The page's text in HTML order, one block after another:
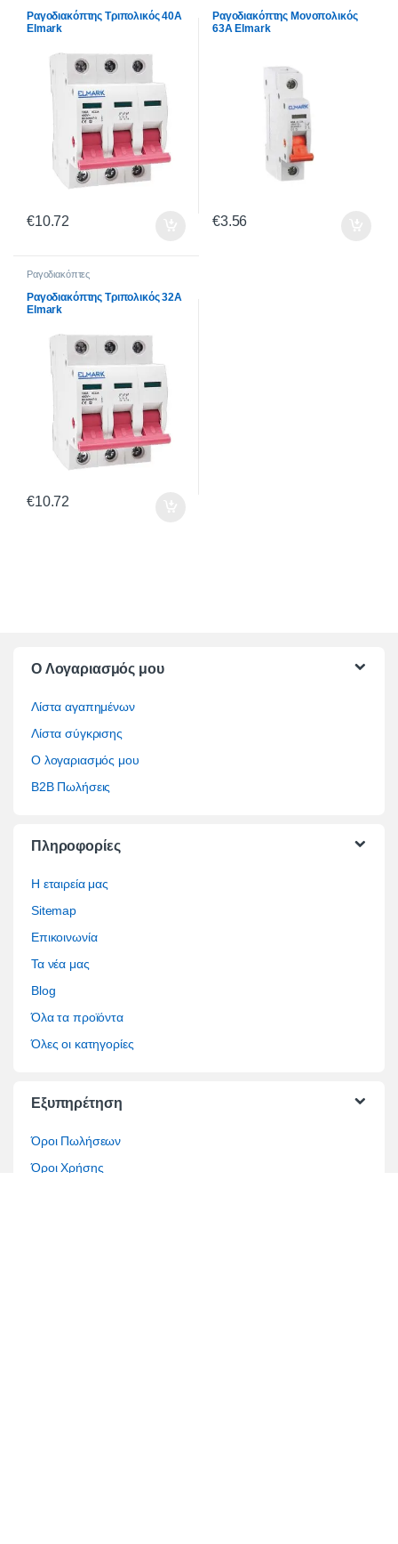
Ραγοδιακόπτης Τριπολικός 40A
Elmark
€10.72
Ραγοδιακόπτης Μονοπολικός
63A Elmark
€3.56
Ραγοδιακόπτες
Ραγοδιακόπτης Τριπολικός 32A
Elmark
€10.72
O Λογαριασμός μου
Λίστα αγαπημένων
Λίστα σύγκρισης
Ο λογαριασμός μου
B2B Πωλήσεις
Πληροφορίες
Η εταιρεία μας
Sitemap
Επικοινωνία
Τα νέα μας
Blog
Όλα τα προϊόντα
Όλες οι κατηγορίες
Εξυπηρέτηση
Όροι Πωλήσεων
Όροι Χρήσης